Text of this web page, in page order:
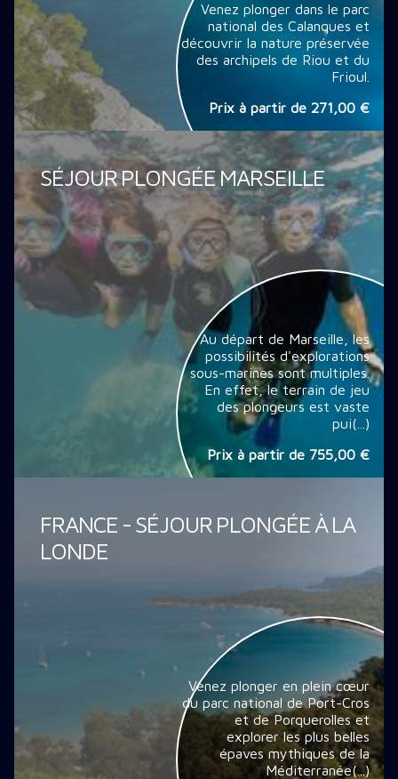
Venez plonger dans le parc
national des Calanques et
découvrir la nature préservée
des archipels de Riou et du
Frioul.
Prix à partir de 271,00 €
SÉJOUR PLONGÉE MARSEILLE
Au départ de Marseille, les
possibilités d'explorations
sous-marines sont multiples.
En effet, le terrain de jeu
des plongeurs est vaste
pui(...)
Prix à partir de 755,00 €
FRANCE - SÉJOUR PLONGÉE À LA
LONDE
Venez plonger en plein cœur
du parc national de Port-Cros
et de Porquerolles et
explorer les plus belles
épaves mythiques de la
Méditerranée(...)